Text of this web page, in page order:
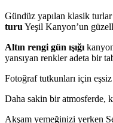
Gündüz yapılan klasik
turu Yeşil Kanyon’un
Altın rengi gün ışığı
yansıyan renkler adeta bir
Fotoğraf tutkunları için
Daha sakin bir atmosferde,
Akşam yemeğinizi yerken